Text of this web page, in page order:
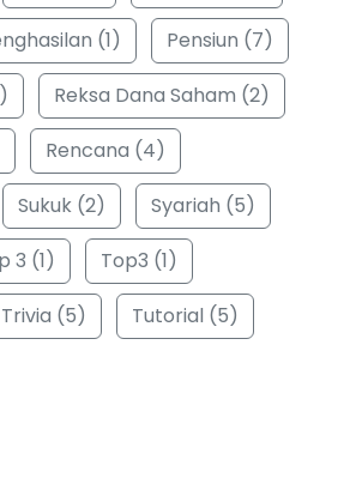
(1)
Pensiun (7)
Reksa Dana Saham (2)
Rencana (4)
Sukuk (2)
Syariah (5)
3 (1)
Top3 (1)
Trivia (5)
Tutorial (5)